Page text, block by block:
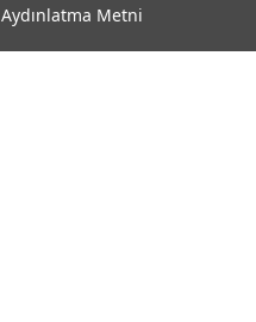
Aydınlatma Metni